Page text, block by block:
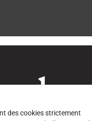
des cookies strictement